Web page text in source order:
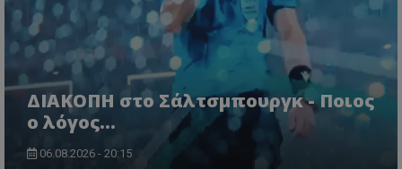
ΔΙΑΚΟΠΗ στο Σάλτσμπουργκ - Ποιος
ο λόγος...
06.08.2026 - 20:15